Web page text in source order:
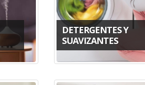
DETERGENTES Y
SUAVIZANTES